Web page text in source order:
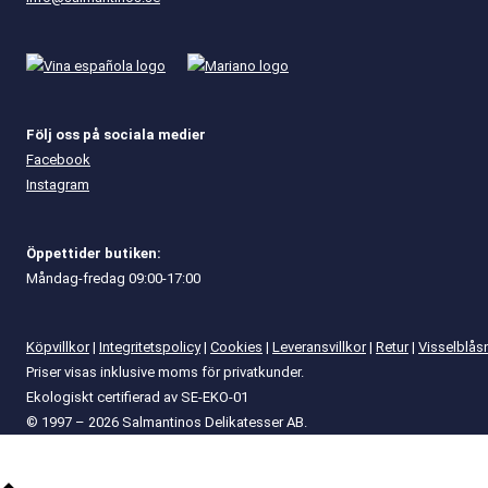
Följ oss på sociala medier
Facebook
Instagram
Öppettider butiken:
Måndag-fredag 09:00-17:00
Köpvillkor| Integritetspolicy| Cookies | Leveransvillkor| Retur|
Priser visas inklusive moms för privatkunder.
Ekologiskt certifierad av SE-EKO-01
© 1997 – 2026 Salmantinos Delikatesser AB.